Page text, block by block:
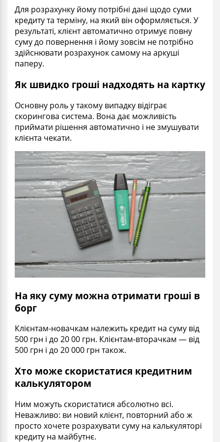
Для розрахунку йому потрібні дані щодо суми
кредиту та терміну, на який він оформляється. У
результаті, клієнт автоматично отримує повну
суму до повернення і йому зовсім не потрібно
здійснювати розрахунок самому на аркуші
паперу.
Як швидко гроші надходять на картку
Основну роль у такому випадку відіграє
скорингова система. Вона дає можливість
приймати рішення автоматично і не змушувати
клієнта чекати.
На яку суму можна отримати гроші в
борг
Клієнтам-новачкам належить кредит на суму від
500 грн і до 20 00 грн. Клієнтам-вторачкам — від
500 грн і до 20 000 грн також.
Хто може скористатися кредитним
калькулятором
Ним можуть скористатися абсолютно всі.
Неважливо: ви новий клієнт, повторний або ж
просто хочете розрахувати суму на калькуляторі
кредиту на майбутнє.